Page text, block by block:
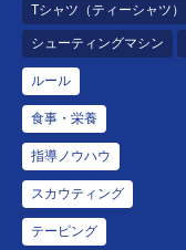
Tシャツ（ティーシャツ）
シューティングマシン
ルール
食事・栄養
指導ノウハウ
スカウティング
テーピング